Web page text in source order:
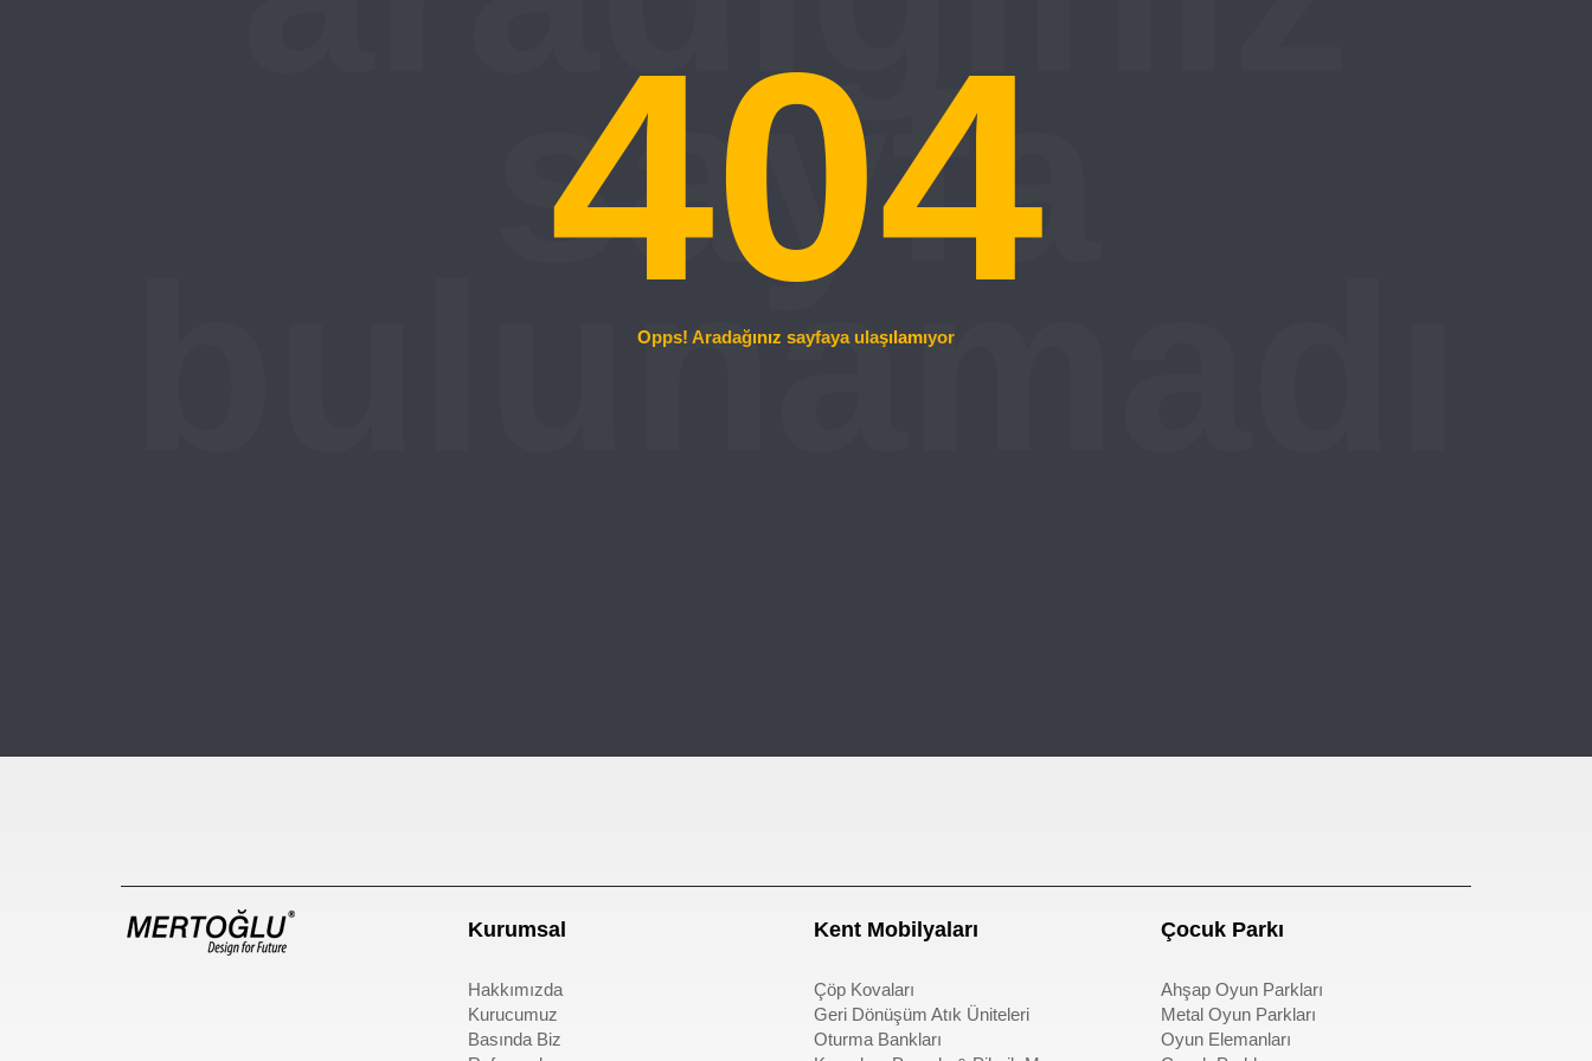
404
Opps! Aradağınız sayfaya ulaşılamıyor
Kurumsal
Hakkımızda
Kurucumuz
Basında Biz
Kent Mobilyaları
Çöp Kovaları
Geri Dönüşüm Atık Üniteleri
Oturma Bankları
Çocuk Parkı
Ahşap Oyun Parkları
Metal Oyun Parkları
Oyun Elemanları